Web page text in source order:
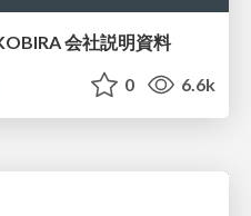
会社説明資料
0 6.6k